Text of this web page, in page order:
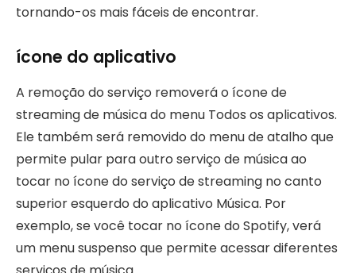
tornando-os mais fáceis de encontrar.
ícone do aplicativo
A remoção do serviço removerá o ícone de
streaming de música do menu Todos os aplicativos.
Ele também será removido do menu de atalho que
permite pular para outro serviço de música ao
tocar no ícone do serviço de streaming no canto
superior esquerdo do aplicativo Música. Por
exemplo, se você tocar no ícone do Spotify, verá
um menu suspenso que permite acessar diferentes